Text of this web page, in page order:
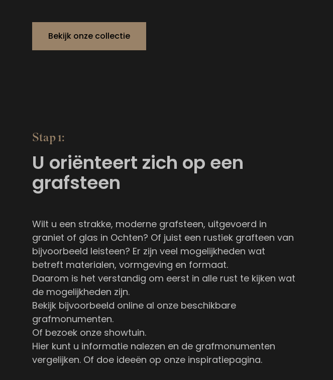
Bekijk onze collectie
Stap 1:
U oriënteert zich op een
grafsteen
Wilt u een strakke, moderne grafsteen, uitgevoerd in
graniet of glas in Ochten? Of juist een rustiek grafteen van
bijvoorbeeld leisteen? Er zijn veel mogelijkheden wat
betreft materialen, vormgeving en formaat.
Daarom is het verstandig om eerst in alle rust te kijken wat
de mogelijkheden zijn.
Bekijk bijvoorbeeld online al onze beschikbare
grafmonumenten.
Of bezoek onze showtuin.
Hier kunt u informatie nalezen en de grafmonumenten
vergelijken. Of doe ideeën op onze inspiratiepagina.